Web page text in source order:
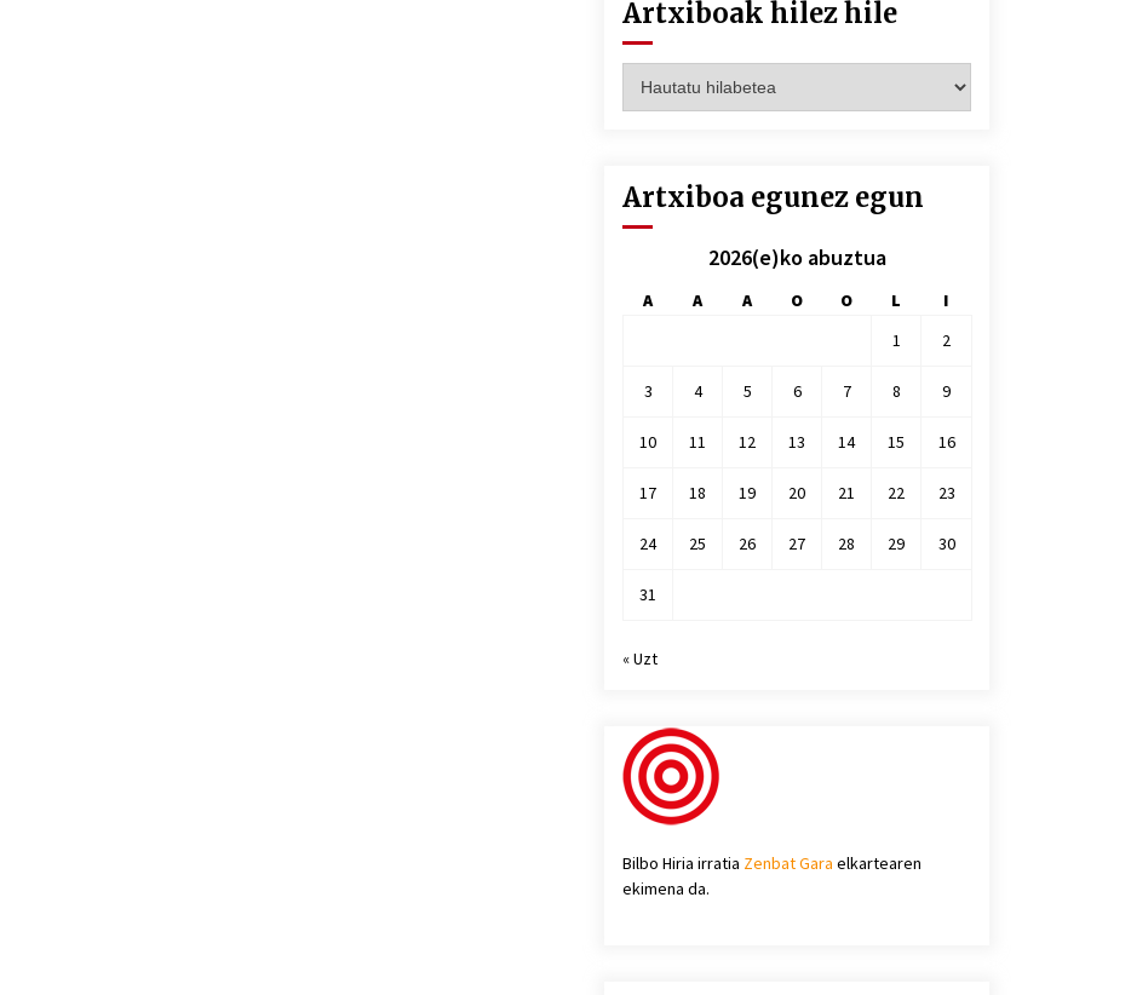
Artxiboak hilez hile
hilez
Artxiboa egunez egun
2026(e)ko abuztua
A A A O O L
I
1
2
3 4 5 6 7 8 9
10 11 12 13 14 15 16
17 18 19 20 21 22 23
24 25 26 27 28 29 30
31
« Uzt
Bilbo Hiria irratia Zenbat Gara elkartearen
ekimena da.